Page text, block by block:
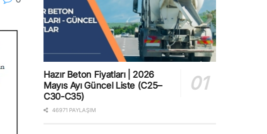
Hazır Beton Fiyatları | 2026
Mayıs Ayı Güncel Liste (C25–
C30-C35)
46971 PAYLAŞIM